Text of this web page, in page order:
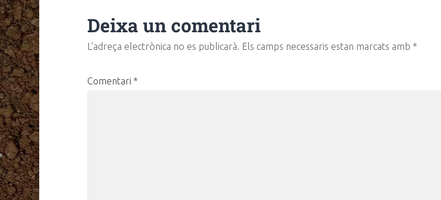
Deixa un comentari
L'adreça electrònica no es publicarà. Els camps necessaris estan marcats amb *
Comentari *